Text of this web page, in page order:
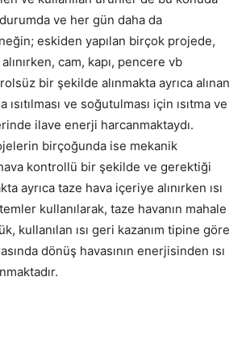
ve her gün daha da
eskiden yapılan birçok projede,
cam, kapı, pencere vb
bir şekilde alınmakta ayrıca alınan
ısıtılması ve soğutulması için ısıtma ve
ilave enerji harcanmaktaydı.
birçoğunda ise mekanik
kontrollü bir şekilde ve gerektiği
ayrıca taze hava içeriye alınırken ısı
kullanılarak, taze havanın mahale
kullanılan ısı geri kazanım tipine göre
dönüş havasının enerjisinden ısı